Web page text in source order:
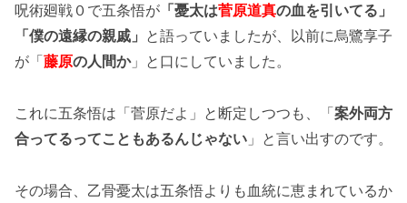
呪術廻戦０で五条悟が 「憂太は菅原道真の血を引いてる」
「僕の遠縁の親戚」 と語っていましたが、以前に烏鷺享子
が「藤原の人間か」と口にしていました。
これに五条悟は「菅原だよ」と断定しつつも、「案外両方
合ってるってこともあるんじゃない 」と言い出すのです。
その場合、乙骨憂太は五条悟よりも血統に恵まれているか